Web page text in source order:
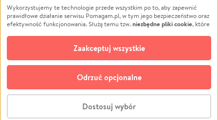
Pomoc Finansowa
Projekty
Pogrzeb
Społeczność lokalna
Kultura
Edukacja
Podróż
Impreza
Ochrona środowiska
Biznes
© CROWDING SP. Z O.O.
Wykorzystujemy te technologie przede wszystkim po to, aby zapewnić
prawidłowe działanie serwisu Pomagam.pl, w tym jego bezpieczeństwo oraz
efektywność funkcjonowania. Służą temu tzw.niezbędne pliki cookie, które
opcjonalnych plików cookie
technologii do celów analitycznych i retargetingowych. Możesz wyrazić
zgodę na ich stosowanie lub jej odmówić. W dowolnym momencie masz
możliwość zmiany swoich preferencji na stronie „Zarządzaj zgodami cookie”,
do której link znajdziesz w stopce serwisu Pomagam.pl. Opcjonalne pliki
cookie wykorzystywane są w następujących celach:
działanie serwisu Pomagam.pl. Dzięki nim możemy zrozumieć, jak
użytkownicy korzystają z naszego serwisu – skąd trafiają do serwisu, jak
Dostosuj wybór
Odrzuć opcjonalne
Zaakceptuj wszystkie